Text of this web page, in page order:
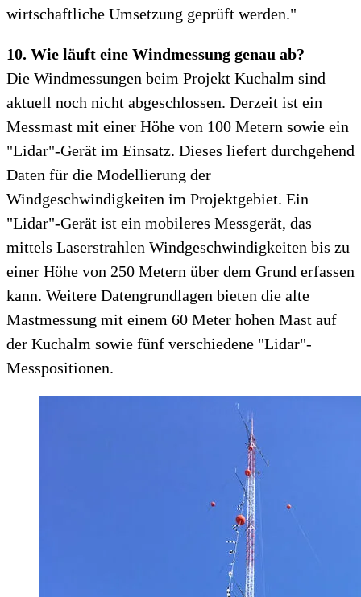
wirtschaftliche Umsetzung geprüft werden."
10. Wie läuft eine Windmessung genau ab?
Die Windmessungen beim Projekt Kuchalm sind
aktuell noch nicht abgeschlossen. Derzeit ist ein
Messmast mit einer Höhe von 100 Metern sowie ein
"Lidar"-Gerät im Einsatz. Dieses liefert durchgehend
Daten für die Modellierung der
Windgeschwindigkeiten im Projektgebiet. Ein
"Lidar"-Gerät ist ein mobileres Messgerät, das
mittels Laserstrahlen Windgeschwindigkeiten bis zu
einer Höhe von 250 Metern über dem Grund erfassen
kann. Weitere Datengrundlagen bieten die alte
Mastmessung mit einem 60 Meter hohen Mast auf
der Kuchalm sowie fünf verschiedene "Lidar"-
Messpositionen.